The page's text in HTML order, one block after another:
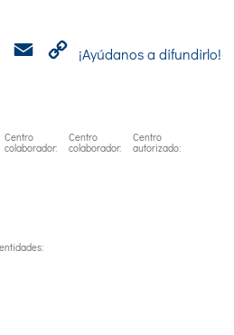
LinkedInEmail
Copy
¡Ayúdanos a difundirlo!
Centro
colaborador:
Centro
colaborador:
Centro
autorizado: